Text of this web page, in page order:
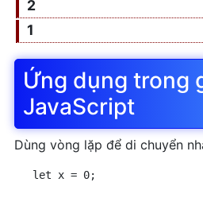
Javascript
Khóa học Javascript miễn
phí
Cấu trúc điều kiện trong
Javascript
Vòng lặp
2
1
Ứng dụng trong
JavaScript
Dùng vòng lặp để di chuyển
let x = 0;